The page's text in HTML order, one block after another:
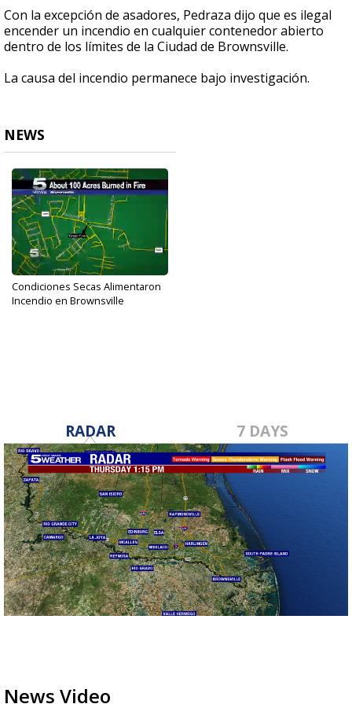
Con la excepción de asadores, Pedraza dijo que es ilegal
encender un incendio en cualquier contenedor abierto
dentro de los límites de la Ciudad de Brownsville.
La causa del incendio permanece bajo investigación.
NEWS
Condiciones Secas Alimentaron
Incendio en Brownsville
RADAR 7 DAYS
News Video